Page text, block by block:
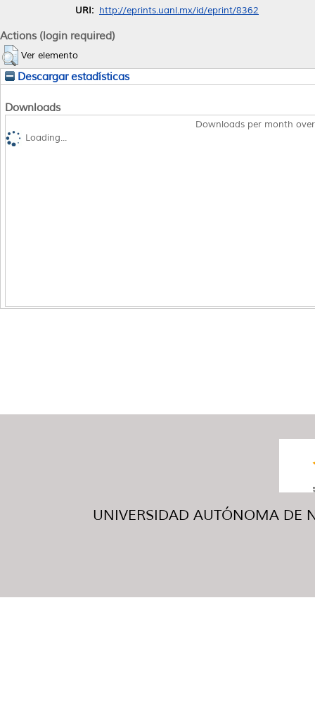
URI: http://eprints.uanl.mx/id/eprint/8362
Actions (login required)
Ver elemento
Descargar estadísticas
Downloads
Downloads per month
Loading...
UNIVERSIDAD AUTÓNOMA DE